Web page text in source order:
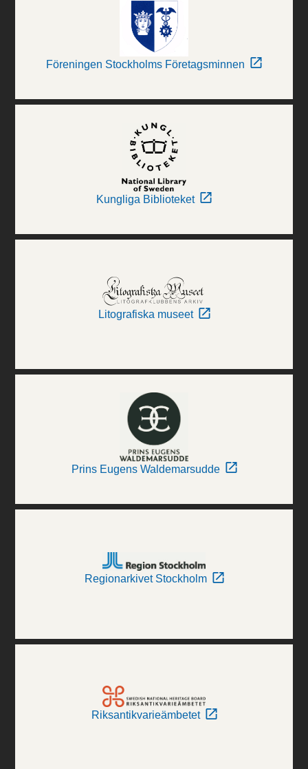
Föreningen Stockholms Företagsminnen
Kungliga Biblioteket
Litografiska museet
Prins Eugens Waldemarsudde
Regionarkivet Stockholm
Riksantikvarieämbetet